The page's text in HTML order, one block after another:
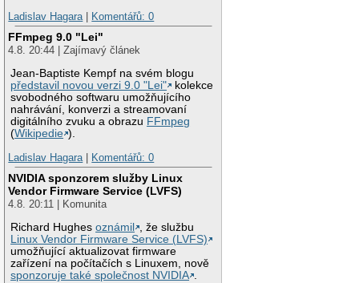
Ladislav Hagara
Komentářů: 0
FFmpeg 9.0 "Lei"
4.8. 20:44 | Zajímavý článek
Jean-Baptiste Kempf na svém blogu
představil novou verzi 9.0 "Lei"
kolekce
svobodného softwaru umožňujícího
nahrávání, konverzi a streamovaní
digitálního zvuku a obrazu FFmpeg
(Wikipedie ).
Ladislav Hagara | Komentářů: 0
NVIDIA sponzorem služby Linux
Vendor Firmware Service (LVFS)
4.8. 20:11 | Komunita
Richard Hughesoznámil
, že službu
Linux Vendor Firmware Service (LVFS)
umožňující aktualizovat firmware
zařízení na počítačích s Linuxem, nově
sponzoruje také společnost NVIDIA .